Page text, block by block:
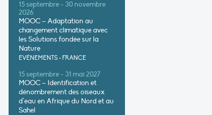
15 septembre - 30 novembre
2026
MOOC – Adaptation au
changement climatique avec
les Solutions fondée sur la
Nature
EVÉNEMENTS • FRANCE
15 septembre - 31 mai 2027
MOOC – Identification et
dénombrement des oiseaux
d’eau en Afrique du Nord et au
Sahel